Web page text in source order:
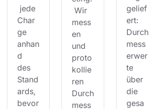
jede
Char
ge
anhan
d
des
Stand
ards,
bevor
Wir
mess
en
und
proto
kollie
ren
Durch
mess
gelief
ert:
Durch
mess
erwer
te
über
die
gesa